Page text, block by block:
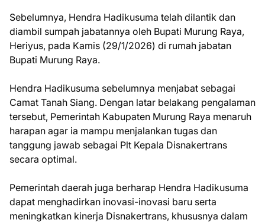
Sebelumnya, Hendra Hadikusuma telah dilantik dan
diambil sumpah jabatannya oleh Bupati Murung Raya,
Heriyus, pada Kamis (29/1/2026) di rumah jabatan
Bupati Murung Raya.
Hendra Hadikusuma sebelumnya menjabat sebagai
Camat Tanah Siang. Dengan latar belakang pengalaman
tersebut, Pemerintah Kabupaten Murung Raya menaruh
harapan agar ia mampu menjalankan tugas dan
tanggung jawab sebagai Plt Kepala Disnakertrans
secara optimal.
Pemerintah daerah juga berharap Hendra Hadikusuma
dapat menghadirkan inovasi-inovasi baru serta
meningkatkan kinerja Disnakertrans, khususnya dalam